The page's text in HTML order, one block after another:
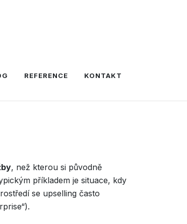
REFERENCE KONTAKT
, než kterou si původně
příkladem je situace, kdy
se upselling často